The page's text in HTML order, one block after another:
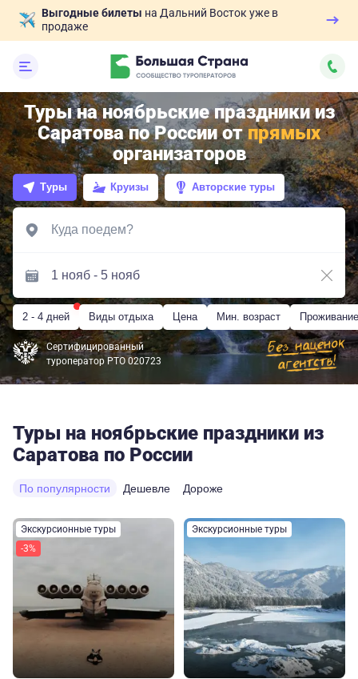
Выгодные билеты на Дальний Восток уже в
продаже
Туры на ноябрьские праздники из
Саратова по России отпрямых
организаторов
Туры Круизы Авторские туры
2 - 4 дней Виды отдыха Цена Мин. возраст Проживание
Сертифицированный
туроператор РТО 020723
Туры на ноябрьские праздники из
Саратова по России
По популярности Дешевле Дороже
Экскурсионные туры
-3%
Экскурсионные туры